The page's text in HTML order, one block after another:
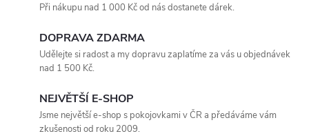
Při nákupu nad 1 000 Kč od nás dostanete dárek.
DOPRAVA ZDARMA
Udělejte si radost a my dopravu zaplatíme za vás u objednávek
nad 1 500 Kč.
NEJVĚTŠÍ E-SHOP
Jsme největší e-shop s pokojovkami v ČR a předáváme vám
zkušenosti od roku 2009.